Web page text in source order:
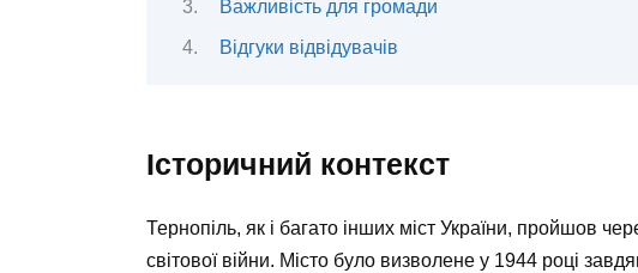
Важливість для громади
Відгуки відвідувачів
Історичний контекст
Тернопіль, як і багато інших міст України, пройшов
світової війни. Місто було визволене у 1944 році